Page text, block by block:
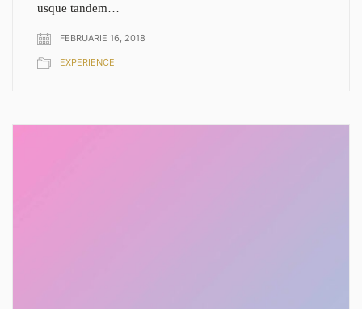
usque tandem…
FEBRUARIE 16, 2018
EXPERIENCE